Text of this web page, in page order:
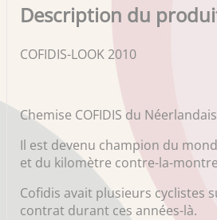
Description du
COFIDIS-LOOK 2010
Chemise COFIDIS du
Il est devenu champion du
et du kilomètre contre-la-
Cofidis avait plusieurs cyclistes
contrat durant ces années-là.